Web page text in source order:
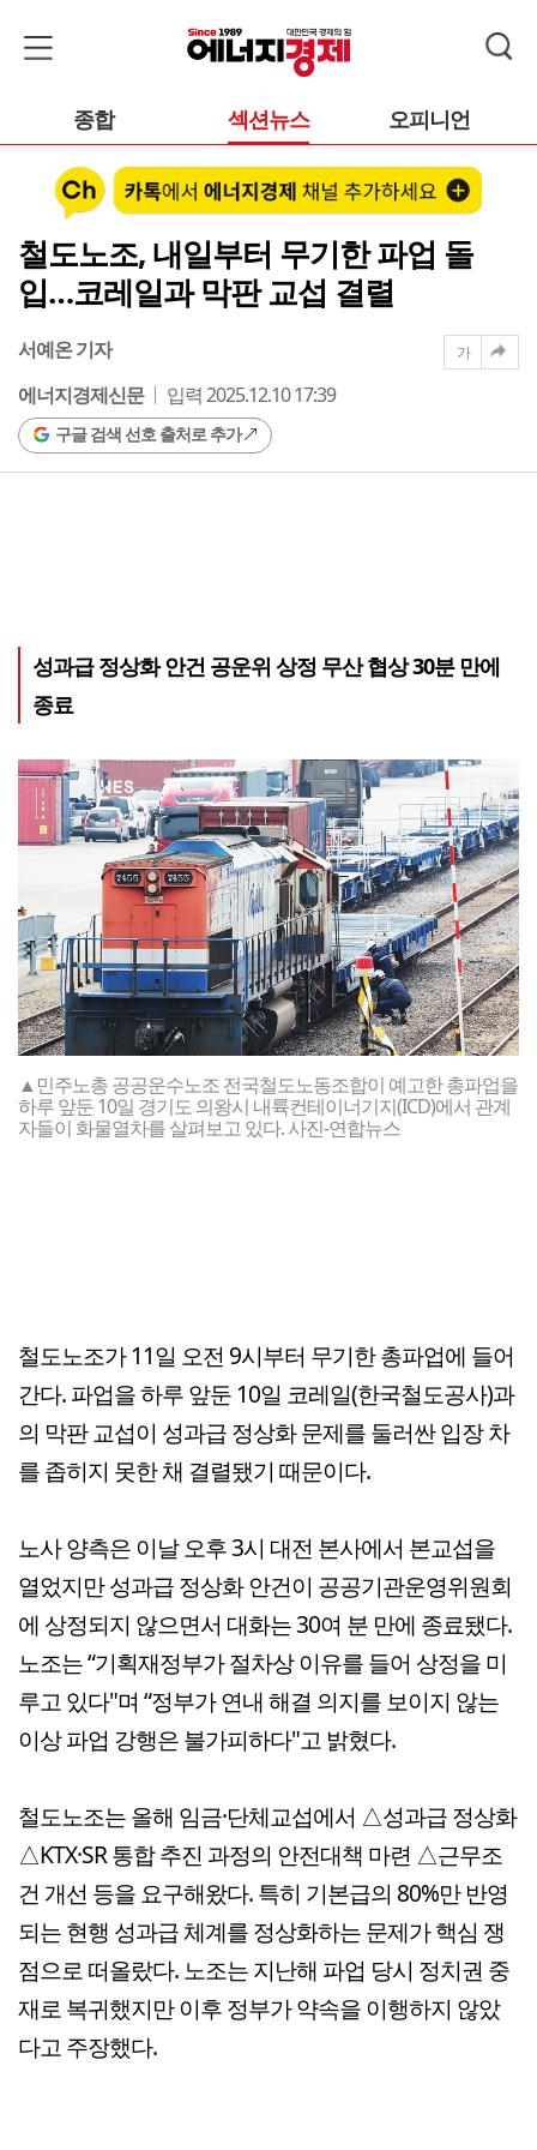
종합 섹션뉴스 오피니언
철도노조, 내일부터 무기한 파업 돌
입…코레일과 막판 교섭 결렬
서예온 기자
에너지경제신문
입력 2025.12.10 17:39
구글 검색 선호 출처로 추가
가
성과급 정상화 안건 공운위 상정 무산 협상 30분 만에
종료
▲민주노총 공공운수노조 전국철도노동조합이 예고한 총파업을
하루 앞둔 10일 경기도 의왕시 내륙컨테이너기지(ICD)에서 관계
자들이 화물열차를 살펴보고 있다. 사진-연합뉴스
철도노조가 11일 오전 9시부터 무기한 총파업에 들어
간다. 파업을 하루 앞둔 10일 코레일(한국철도공사)과
의 막판 교섭이 성과급 정상화 문제를 둘러싼 입장 차
를 좁히지 못한 채 결렬됐기 때문이다.
노사 양측은 이날 오후 3시 대전 본사에서 본교섭을
열었지만 성과급 정상화 안건이 공공기관운영위원회
에 상정되지 않으면서 대화는 30여 분 만에 종료됐다.
노조는 “기획재정부가 절차상 이유를 들어 상정을 미
루고 있다"며 “정부가 연내 해결 의지를 보이지 않는
이상 파업 강행은 불가피하다"고 밝혔다.
철도노조는 올해 임금·단체교섭에서 △성과급 정상화
△KTX·SR 통합 추진 과정의 안전대책 마련 △근무조
건 개선 등을 요구해왔다. 특히 기본급의 80%만 반영
되는 현행 성과급 체계를 정상화하는 문제가 핵심 쟁
점으로 떠올랐다. 노조는 지난해 파업 당시 정치권 중
재로 복귀했지만 이후 정부가 약속을 이행하지 않았
다고 주장했다.